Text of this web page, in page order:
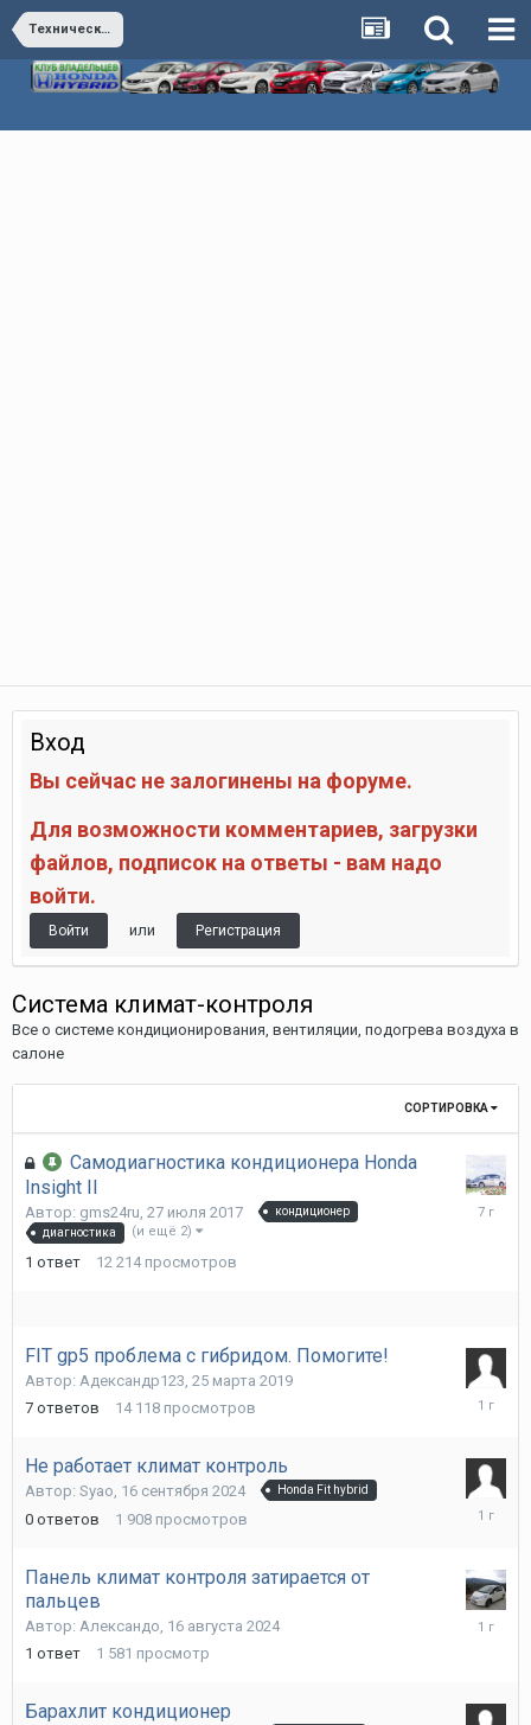
Технический раздел - Обсуждаем технические особенности
Вход
Вы сейчас не залогинены на форуме.
Для возможности комментариев, загрузки
файлов, подписок на ответы - вам надо
войти.
Войти или Регистрация
Система климат-контроля
Все о системе кондиционирования, вентиляции, подогрева воздуха в
салоне
СОРТИРОВКА
Самодиагностика кондиционера Honda
Insight II
Автор: gms24ru, 27 июля 2017
кондиционер
диагностика
(и ещё 2)
1 ответ 12 214 просмотров
17
FIT gp5 проблема с гибридом. Помогите!
Автор: Адександр123, 25 марта 2019
7 ответов 14 118 просмотров
17
Не работает климат контроль
Автор: Syao, 16 сентября 2024 Honda Fit hybrid
0 ответов 1 908 просмотров
16
Панель климат контроля затирается от
пальцев
Автор: Александо 16 августа 2024
1 ответ 1 581 просмотр
21
Барахлит кондиционер